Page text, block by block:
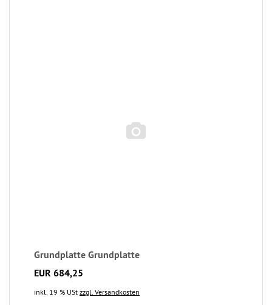
Grundplatte Grundplatte
EUR 684,25
inkl. 19 % USt zzgl. Versandkosten